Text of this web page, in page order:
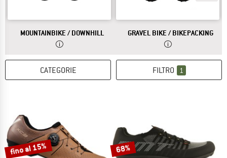
RISPOSTA
MOUNTAINBIKE / DOWNHILL LE SCARPE DA MOUNTAIN BIKE SONO
RISPOSTA
GRAVEL BIKE / BIKEPACKINGLE
CATEGORIE FILTRO 1
fino al 15% 68%